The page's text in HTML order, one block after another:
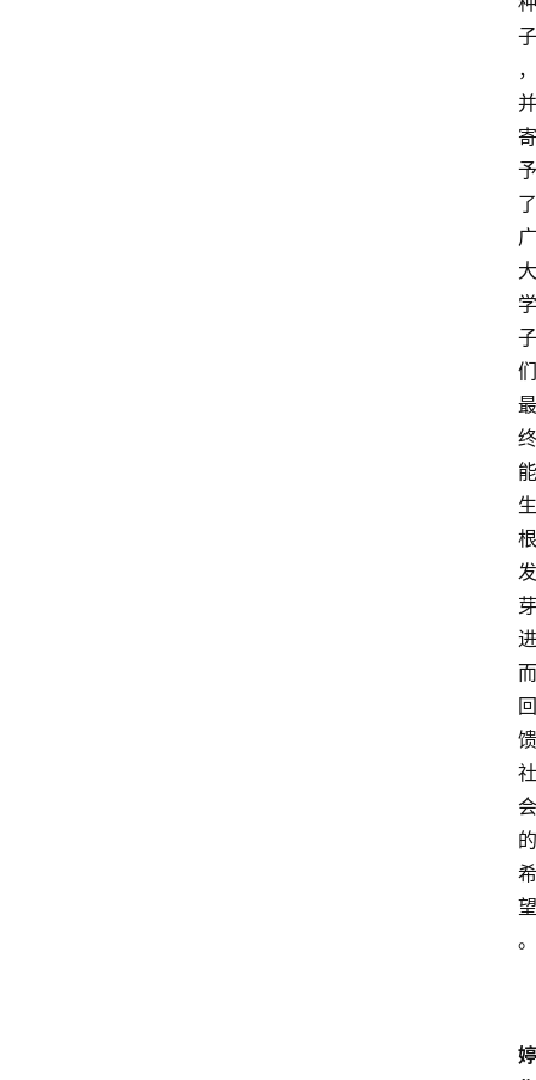
子
，
并
寄
予
了
广
大
学
子
们
最
终
能
生
根
发
芽
进
而
回
馈
社
会
的
希
望
。
婷